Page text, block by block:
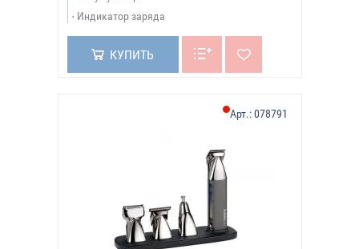
Индикатор заряда
КУПИТЬ
Арт.:078791